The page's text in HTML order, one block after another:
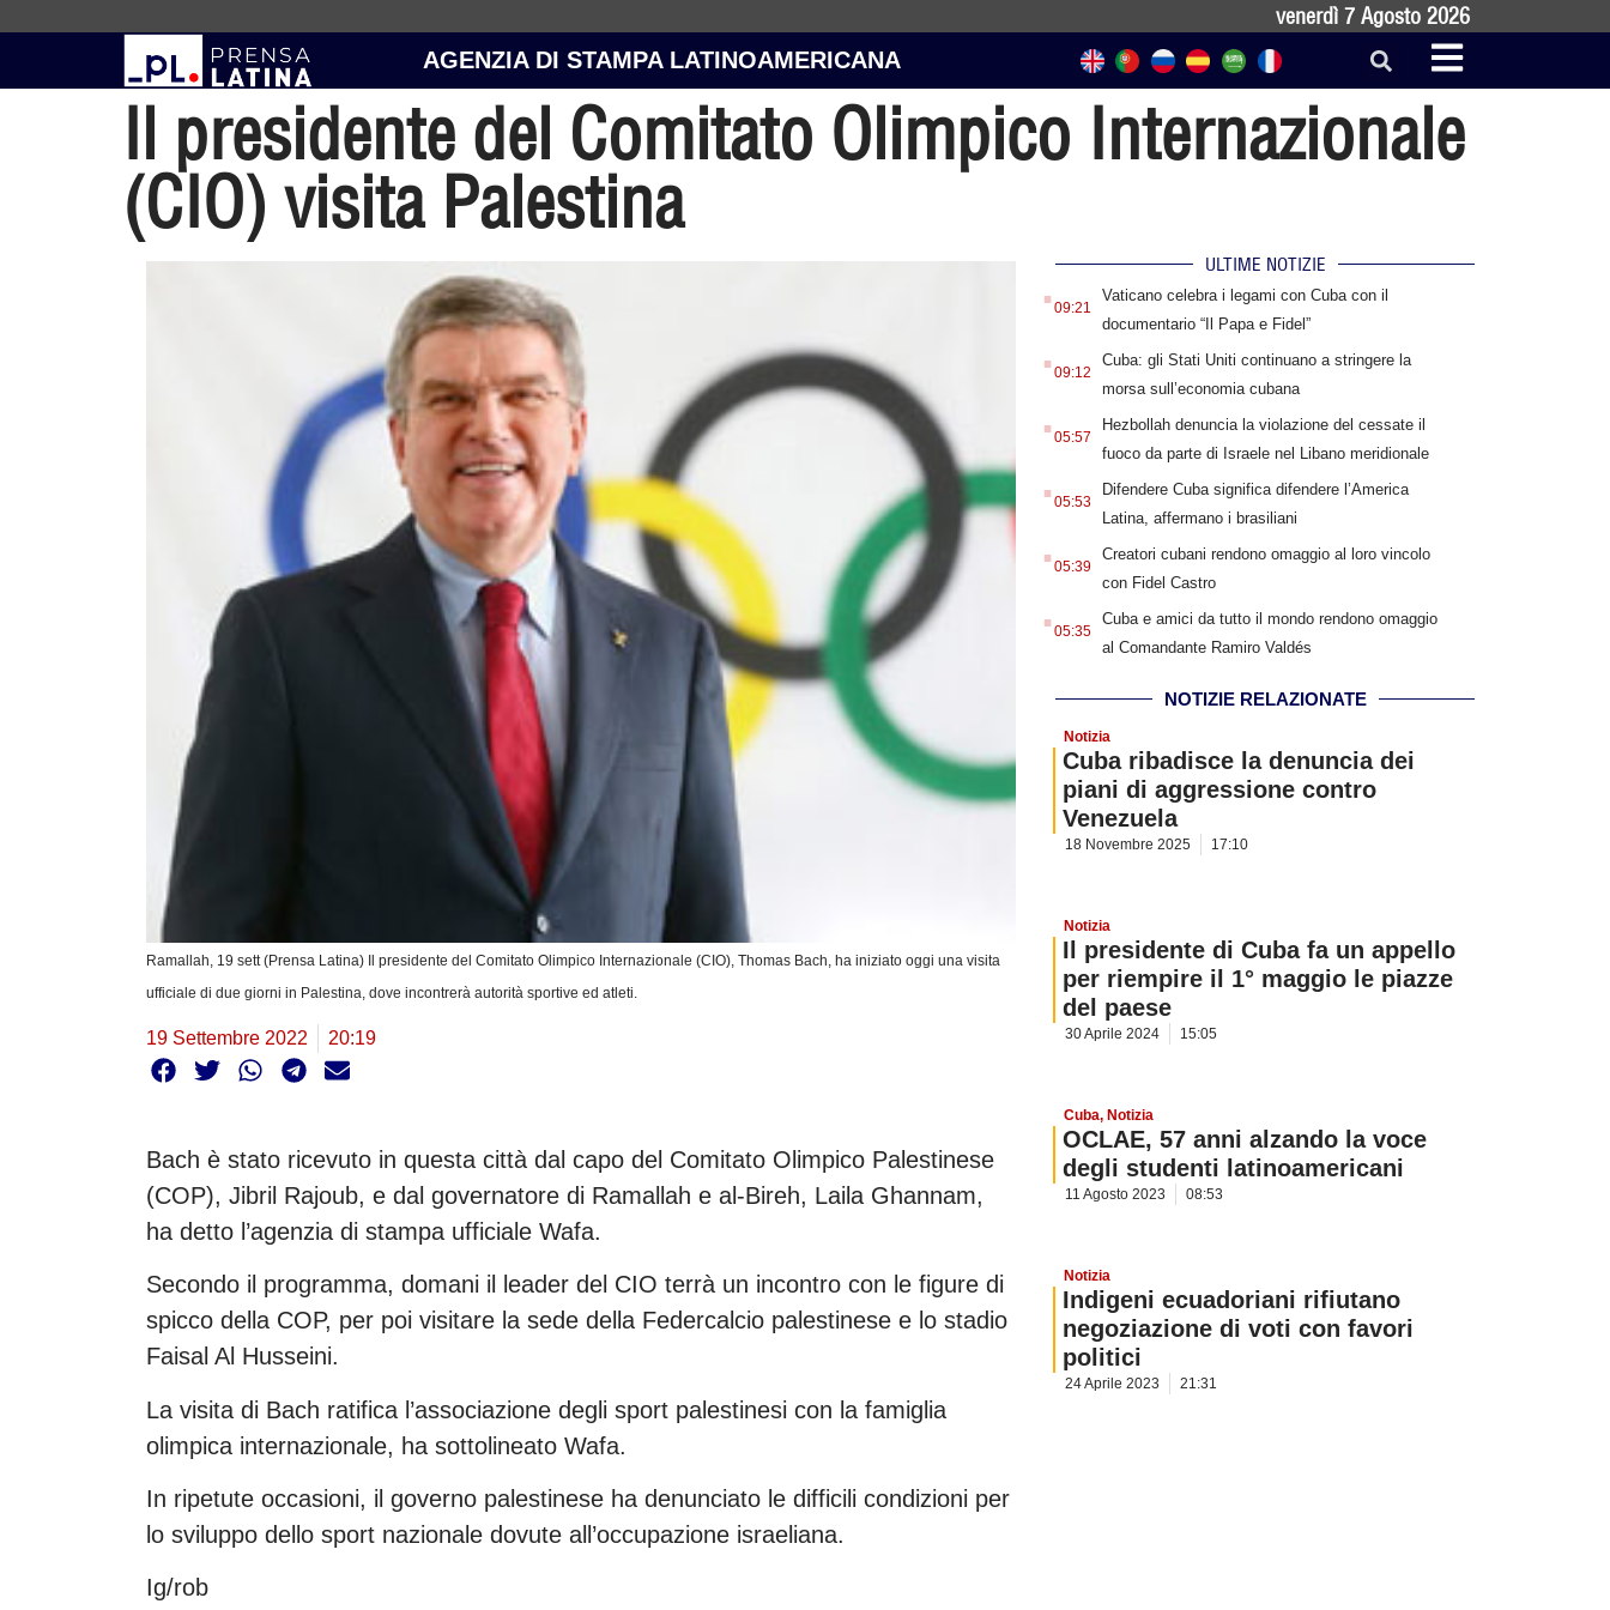
venerdì 7 Agosto 2026
AGENZIA DI STAMPA LATINOAMERICANA
Il presidente del Comitato Olimpico Internazionale
(CIO) visita Palestina
Ramallah, 19 sett (Prensa Latina) Il presidente del Comitato Olimpico Internazionale (CIO), Thomas Bach, ha iniziato oggi una visita
ufficiale di due giorni in Palestina, dove incontrerà autorità sportive ed atleti.
19 Settembre 2022 20:19
Bach è stato ricevuto in questa città dal capo del Comitato Olimpico Palestinese
(COP), Jibril Rajoub, e dal governatore di Ramallah e al-Bireh, Laila Ghannam,
ha detto l’agenzia di stampa ufficiale Wafa.
Secondo il programma, domani il leader del CIO terrà un incontro con le figure di
spicco della COP, per poi visitare la sede della Federcalcio palestinese e lo stadio
Faisal Al Husseini.
La visita di Bach ratifica l’associazione degli sport palestinesi con la famiglia
olimpica internazionale, ha sottolineato Wafa.
In ripetute occasioni, il governo palestinese ha denunciato le difficili condizioni per
lo sviluppo dello sport nazionale dovute all’occupazione israeliana.
Ig/rob
ULTIME NOTIZIE
. 09:21
Vaticano celebra i legami con Cuba con il
documentario “Il Papa e Fidel”
. 09:12
Cuba: gli Stati Uniti continuano a stringere la
morsa sull’economia cubana
. 05:57
Hezbollah denuncia la violazione del cessate il
fuoco da parte di Israele nel Libano meridionale
. 05:53
Difendere Cuba significa difendere l’America
Latina, affermano i brasiliani
. 05:39
Creatori cubani rendono omaggio al loro vincolo
con Fidel Castro
. 05:35
Cuba e amici da tutto il mondo rendono omaggio
al Comandante Ramiro Valdés
NOTIZIE RELAZIONATE
Notizia
Cuba ribadisce la denuncia dei
piani di aggressione contro
Venezuela
18 Novembre 2025 17:10
Notizia
Il presidente di Cuba fa un appello
per riempire il 1° maggio le piazze
del paese
30 Aprile 2024 15:05
Cuba, Notizia
OCLAE, 57 anni alzando la voce
degli studenti latinoamericani
11 Agosto 2023 08:53
Notizia
Indigeni ecuadoriani rifiutano
negoziazione di voti con favori
politici
24 Aprile 2023 21:31